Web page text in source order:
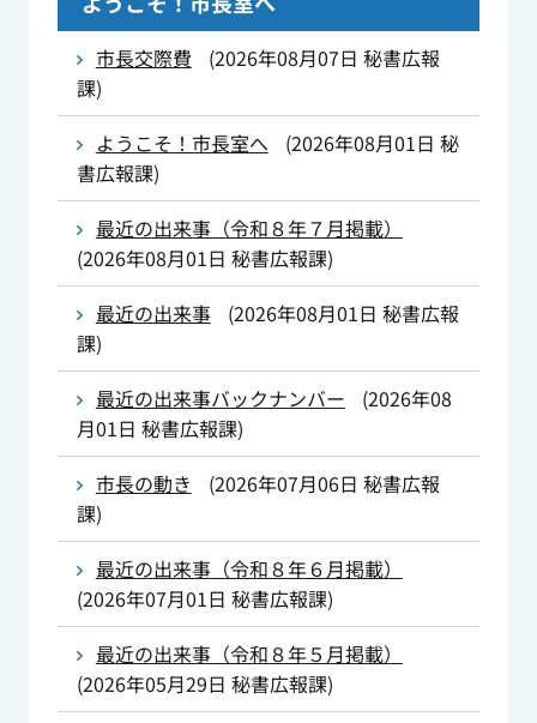
市長交際費 (2026年08月07日 秘書広報
課)
ようこそ！市長室へ
(2026年08月01日 秘
書広報課)
最近の出来事（令和８年７月掲載）
(2026年08月01日 秘書広報課)
最近の出来事
(2026年08月01日 秘書広報
課)
最近の出来事バックナンバー
(2026年08
月01日 秘書広報課)
市長の動き
(2026年07月06日 秘書広報
課)
最近の出来事（令和８年６月掲載）
(2026年07月01日 秘書広報課)
最近の出来事（令和８年５月掲載）
(2026年05月29日 秘書広報課)